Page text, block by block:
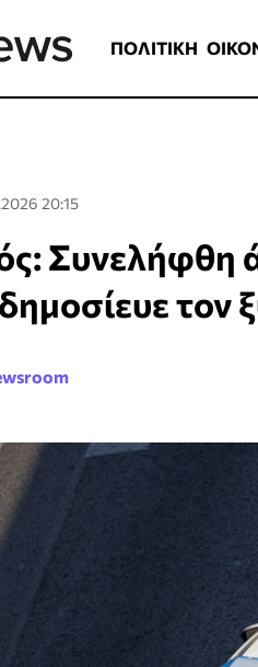
ΠΟΛΙΤΙΚΗ
20:15
Συνελήφθη
τον